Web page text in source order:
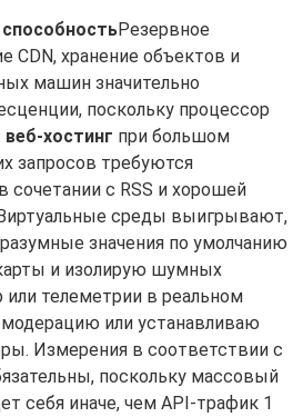
Резервное
CDN, хранение объектов и
машин значительно
поскольку процессор
веб-хостинг при большом
запросов требуются
сочетании с RSS и хорошей
среды выигрывают,
значения по умолчанию
и изолирую шумных
или телеметрии в реальном
или устанавливаю
Измерения в соответствии с
поскольку массовый
себя иначе, чем API-трафик 1